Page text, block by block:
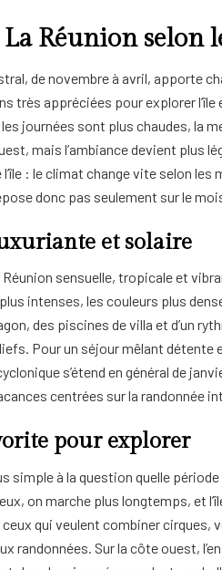
Réunion selon
de novembre à avril,
très appréciées pour explorer l’île
journées sont plus chaudes, la
mais l’ambiance devient plus
: le climat change vite selon
donc pas seulement sur le
et solaire
sensuelle, tropicale et
intenses, les couleurs plus
des piscines de villa et d’un
Pour un séjour mêlant
s’étend en général de
centrées sur la randonnée
pour explorer
simple à la question quelle
on marche plus longtemps, et
qui veulent combiner cirques,
randonnées. Sur la côte ouest,